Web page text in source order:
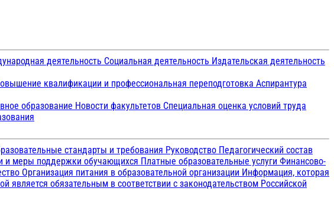
деятельность Социальная деятельность Издательская деятельность
квалификации и профессиональная переподготовка Аспирантура
образование Новости факультетов Специальная оценка условий труда
стандарты и требования Руководство Педагогический состав
и меры поддержки обучающихся Платные образовательные услуги Финансово-
Организация питания в образовательной организации Информация, которая
обязательным в соответствии с законодательством Российской